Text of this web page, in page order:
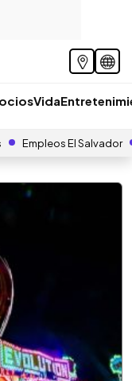
Vida
Empleos El Salvador